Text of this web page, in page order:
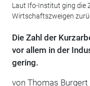
Laut Ifo-Institut ging die
Wirtschaftszweigen
Die Zahl der
vor allem in der
gering.
von Thomas Burgert